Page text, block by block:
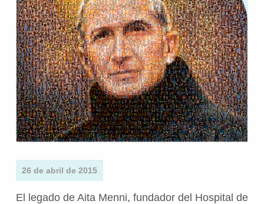
26 de abril de 2015
El legado de Aita Menni, fundador del Hospital de